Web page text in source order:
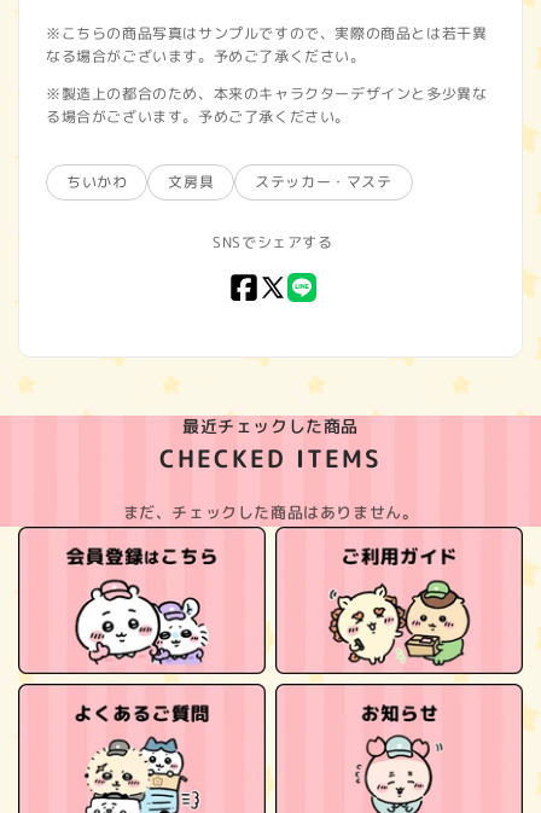
※こちらの商品写真はサンプルですので、実際の商品とは若干異
なる場合がございます。予めご了承ください。
※製造上の都合のため、本来のキャラクターデザインと多少異な
る場合がございます。予めご了承ください。
ちいかわ 文房具 ステッカー・マステ
SNSでシェアする
Facebook
X
最近チェックした商品
CHECKED ITEMS
まだ、チェックした商品はありません。